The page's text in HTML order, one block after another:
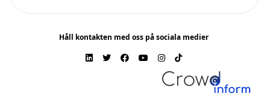
Håll kontakten med oss på sociala medier